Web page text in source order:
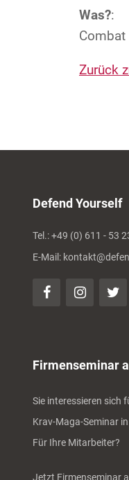
Was?:
Zurück
Defend Yourself
Tel.: +49 (0) 611 - 53
E-Mail:
Firmenseminar
Sie interessieren sich
Krav-Maga-Seminar
Für Ihre Mitarbeiter?
Jetzt Firmenseminar